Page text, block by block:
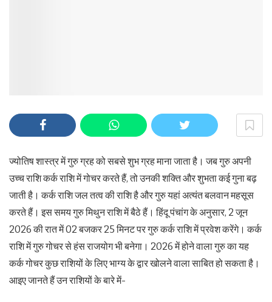
ज्योतिष शास्त्र में गुरु ग्रह को सबसे शुभ ग्रह माना जाता है। जब गुरु अपनी
उच्च राशि कर्क राशि में गोचर करते हैं, तो उनकी शक्ति और शुभता कई गुना बढ़
जाती है। कर्क राशि जल तत्व की राशि है और गुरु यहां अत्यंत बलवान महसूस
करते हैं। इस समय गुरु मिथुन राशि में बैठे हैं। हिंदू पंचांग के अनुसार, 2 जून
2026 की रात में 02 बजकर 25 मिनट पर गुरु कर्क राशि में प्रवेश करेंगे। कर्क
राशि में गुरु गोचर से हंस राजयोग भी बनेगा। 2026 में होने वाला गुरु का यह
कर्क गोचर कुछ राशियों के लिए भाग्य के द्वार खोलने वाला साबित हो सकता है।
आइए जानते हैं उन राशियों के बारे में-